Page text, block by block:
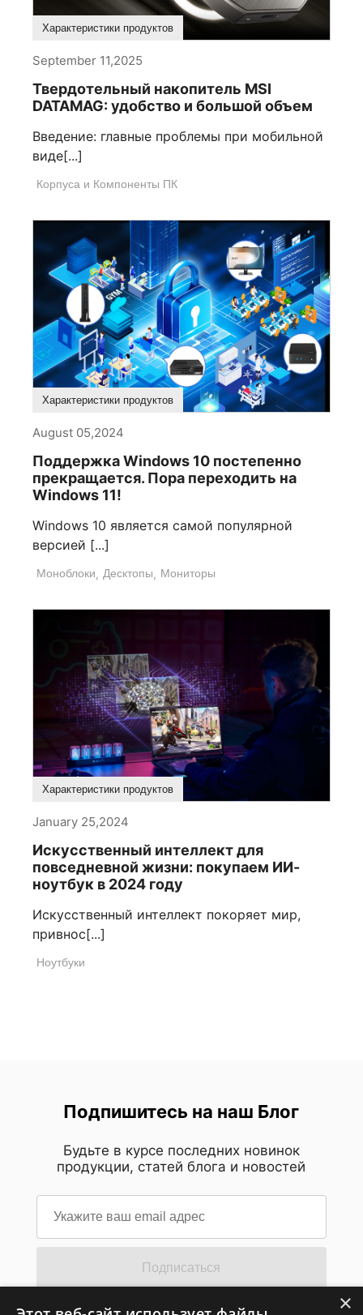
Характеристики продуктов
September 11,2025
Твердотельный накопитель MSI
DATAMAG: удобство и большой объем
Введение: главные проблемы при мобильной
виде[...]
Корпуса и Компоненты ПК
Характеристики продуктов
August 05,2024
Поддержка Windows 10 постепенно
прекращается. Пора переходить на
Windows 11!
Windows 10 является самой популярной
версией [...]
Моноблоки, Десктопы, Мониторы
Что купить
Характеристики продуктов
January 25,2024
Искусственный интеллект для
повседневной жизни: покупаем ИИ-
ноутбук в 2024 году
Искусственный интеллект покоряет мир,
привнос[...]
Ноутбуки
Подпишитесь на наш Блог
Будьте в курсе последних новинок
продукции, статей блога и новостей
Подписаться
×